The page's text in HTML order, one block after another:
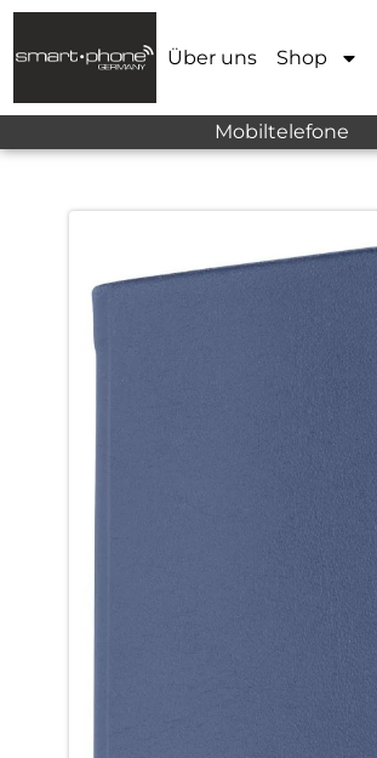
Über uns Shop
Mobiltelefone